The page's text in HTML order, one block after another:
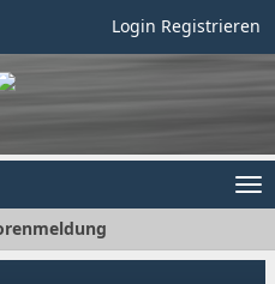
Login Registrieren